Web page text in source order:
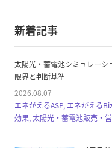
新着記事
太陽光・蓄電池シミュレーシ
限界と判断基準
2026.08.07
エネがえるASP, エネがえる
効果, 太陽光・蓄電池販売・